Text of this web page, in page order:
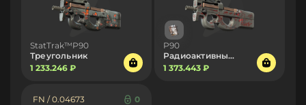
StatTrak™P90
Треугольник
1 233.246 ₽
P90
Радиоактивные осадки
1 373.443 ₽
FN / 0.04673 0